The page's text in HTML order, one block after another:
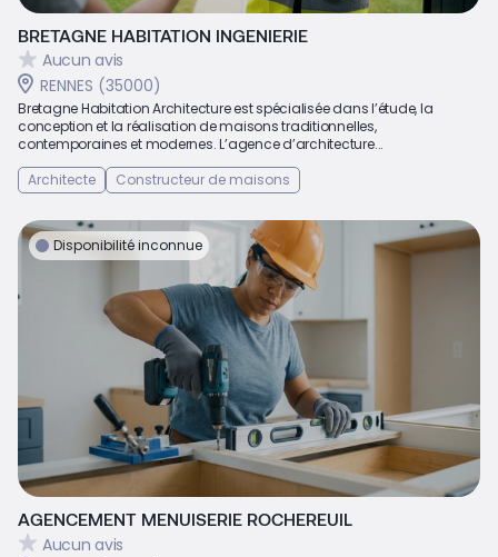
BRETAGNE HABITATION INGENIERIE
Aucun avis
RENNES (35000)
Bretagne Habitation Architecture est spécialisée dans l’étude, la
conception et la réalisation de maisons traditionnelles,
contemporaines et modernes. L’agence d’architecture...
Architecte
Constructeur de maisons
Disponibilité inconnue
AGENCEMENT MENUISERIE ROCHEREUIL
Aucun avis